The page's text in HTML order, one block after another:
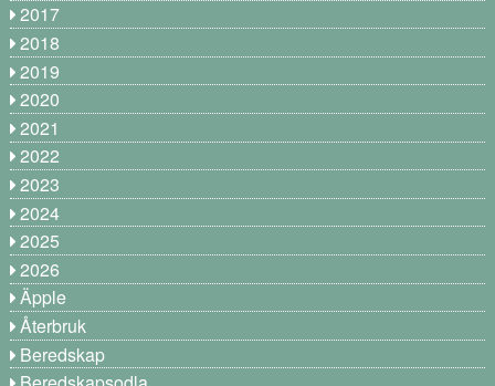
2017
2018
2019
2020
2021
2022
2023
2024
2025
2026
Äpple
Återbruk
Beredskap